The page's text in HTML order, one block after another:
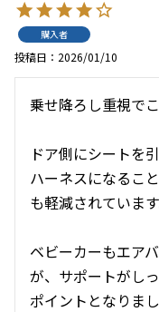
購入者
投稿日 2026/01/10
乗せ降ろし重視で
ドア側にシートを
ハーネスになるこ
も軽減されています
ベビーカーもエア
が、サポートがし
ポイントとなりまし